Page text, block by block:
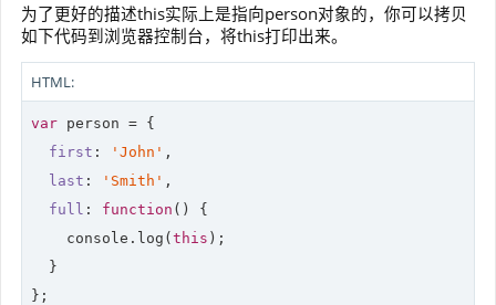
为了更好的描述this实际上是指向person对象的，你可以拷贝
如下代码到浏览器控制台，将this打印出来。
HTML:
var person = {
first : 'John' ,
last : 'Smith' ,
full : function ( ) {
console .log( this );
  }
};